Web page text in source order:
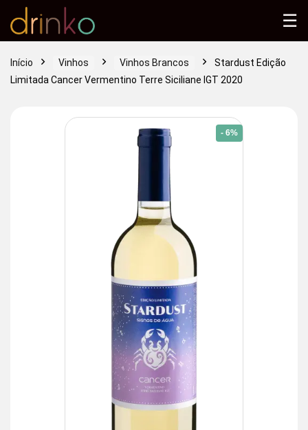
Início Vinhos Vinhos Brancos
Stardust Edição
Limitada Cancer Vermentino Terre Siciliane IGT 2020
- 6%
☰